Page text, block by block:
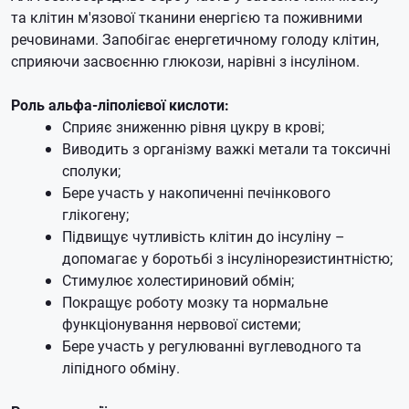
та клітин м'язової тканини енергією та поживними
речовинами. Запобігає енергетичному голоду клітин,
сприяючи засвоєнню глюкози, нарівні з інсуліном.
Роль альфа-ліполієвої кислоти:
Сприяє зниженню рівня цукру в крові;
Виводить з організму важкі метали та токсичні
сполуки;
Бере участь у накопиченні печінкового
глікогену;
Підвищує чутливість клітин до інсуліну –
допомагає у боротьбі з інсулінорезистинтністю;
Стимулює холестириновий обмін;
Покращує роботу мозку та нормальне
функціонування нервової системи;
Бере участь у регулюванні вуглеводного та
ліпідного обміну.